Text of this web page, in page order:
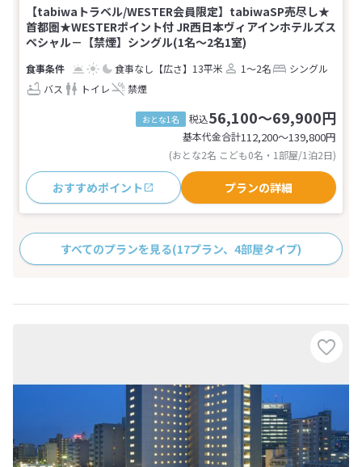
【tabiwaトラベル/WESTER会員限定】tabiwaSP売尽し★
首都圏★WESTERポイント付 JR西日本ヴィアインホテルズス
ペシャル－【禁煙】シングル(1名～2名1室)
食事なし 【広さ】13平米 1～2名
シングル
バス
トイレ 禁煙
おとな1名 税込56,100～69,900円
基本代金合計112,200〜139,800円
(おとな2名 こども0名・1部屋/1泊2日)
おすすめポイント プランの詳細
すべてのプランを見る(17プラン、4部屋タイプ)